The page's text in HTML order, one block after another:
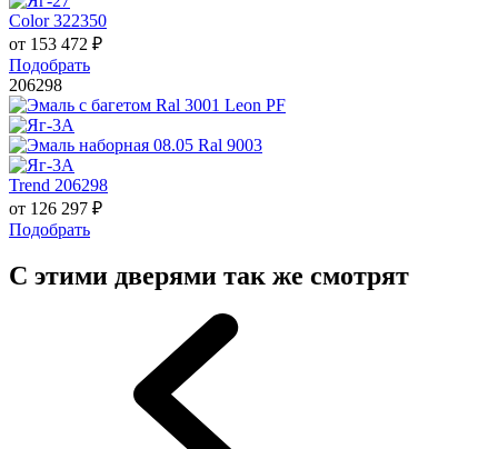
Color 322350
от 153 472 ₽
Подобрать
206298
Trend 206298
от 126 297 ₽
Подобрать
С этими дверями так же смотрят